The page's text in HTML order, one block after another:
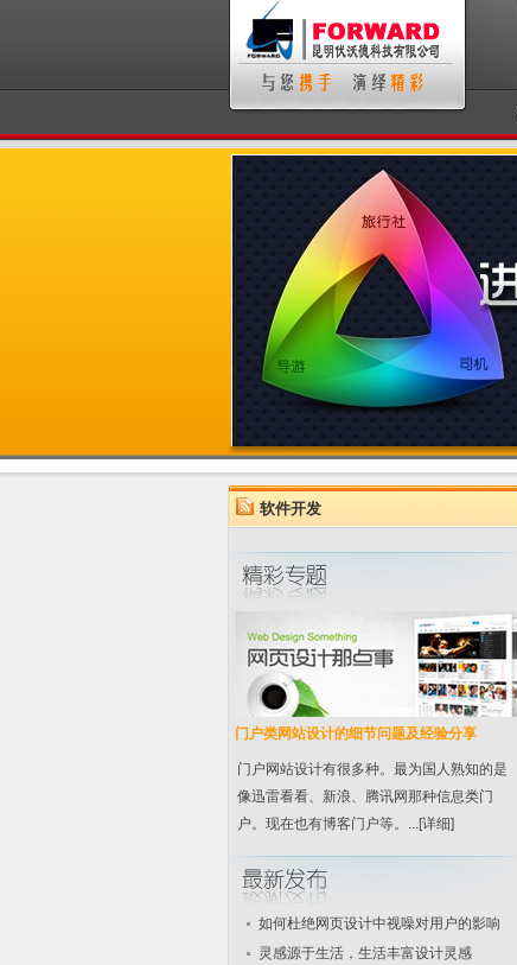
软件开发
门户类网站设计的细节问题及经验分享
门户网站设计有很多种。最为国人熟知的是
像迅雷看看、新浪、腾讯网那种信息类门
户。现在也有博客门户等。...[详细]
如何杜绝网页设计中视噪对用户的影响
灵感源于生活，生活丰富设计灵感